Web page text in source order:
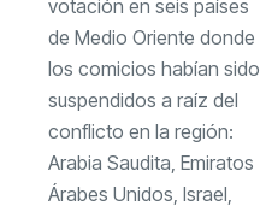
votación en seis países
de Medio Oriente donde
los comicios habían sido
suspendidos a raíz del
conflicto en la región:
Arabia Saudita, Emiratos
Árabes Unidos, Israel,